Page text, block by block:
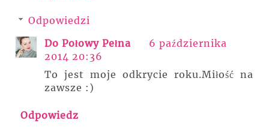
Odpowiedzi
Do Połowy Pełna
6 października
2014 20:36
To jest moje odkrycie roku.Miłość na
zawsze :)
Odpowiedz